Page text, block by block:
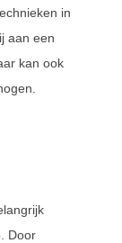
in
aan een
kan ook
Door